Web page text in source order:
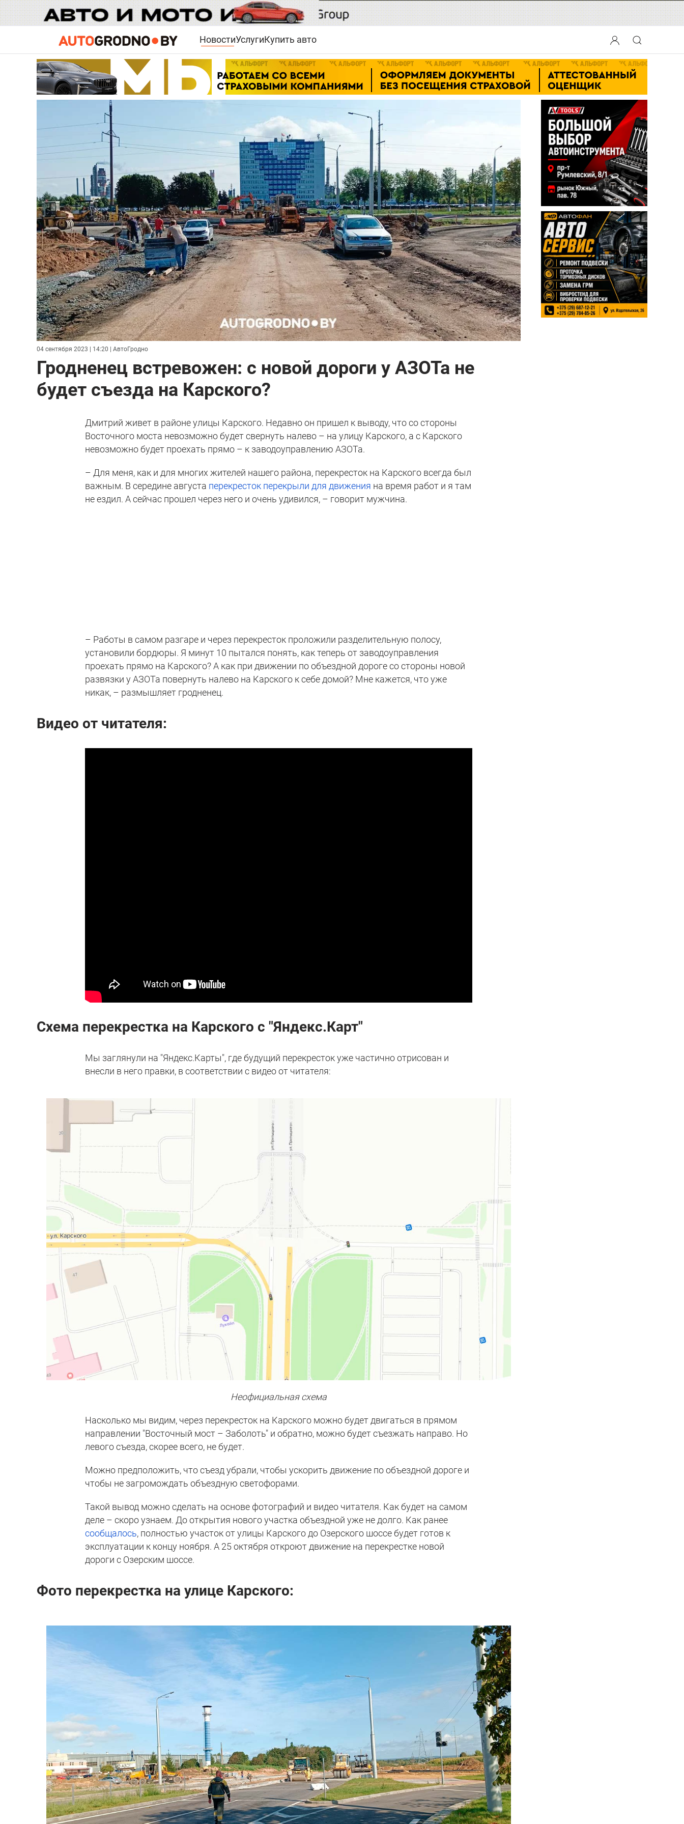
НовостиУслугиКупить авто
04 сентября 2023 | 14:20 | АвтоГродно
Гродненец встревожен: с новой дороги у АЗОТа не
будет съезда на Карского?
Дмитрий живет в районе улицы Карского. Недавно он пришел к выводу, что со стороны
Восточного моста невозможно будет свернуть налево – на улицу Карского, а с Карского
невозможно будет проехать прямо – к заводоуправлению АЗОТа.
– Для меня, как и для многих жителей нашего района, перекресток на Карского всегда был
важным. В середине августа перекресток перекрыли для движения на время работ и я там
не ездил. А сейчас прошел через него и очень удивился, – говорит мужчина.
– Работы в самом разгаре и через перекресток проложили разделительную полосу,
установили бордюры. Я минут 10 пытался понять, как теперь от заводоуправления
проехать прямо на Карского? А как при движении по объездной дороге со стороны новой
развязки у АЗОТа повернуть налево на Карского к себе домой? Мне кажется, что уже
никак, – размышляет гродненец.
Видео от читателя:
Схема перекрестка на Карского с "Яндекс.Карт"
Мы заглянули на "Яндекс.Карты", где будущий перекресток уже частично отрисован и
внесли в него правки, в соответствии с видео от читателя:
Неофициальная схема
Насколько мы видим, через перекресток на Карского можно будет двигаться в прямом
направлении "Восточный мост – Заболоть" и обратно, можно будет съезжать направо. Но
левого съезда, скорее всего, не будет.
Можно предположить, что съезд убрали, чтобы ускорить движение по объездной дороге и
чтобы не загромождать объездную светофорами.
Такой вывод можно сделать на основе фотографий и видео читателя. Как будет на самом
деле – скоро узнаем. До открытия нового участка объездной уже не долго. Как ранее
сообщалось, полностью участок от улицы Карского до Озерского шоссе будет готов к
эксплуатации к концу ноября. А 25 октября откроют движение на перекрестке новой
дороги с Озерским шоссе.
Фото перекрестка на улице Карского: